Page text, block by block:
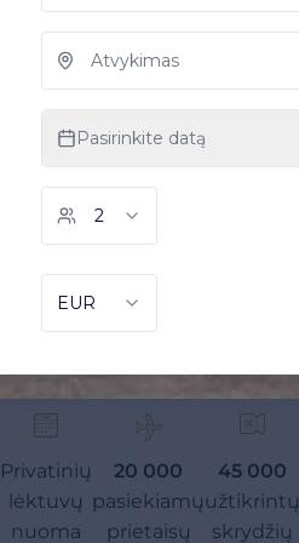
Privatinių
lėktuvų
nuoma
20 000
pasiekiamų
prietaisų
45 000
užtikrintų
skrydžių